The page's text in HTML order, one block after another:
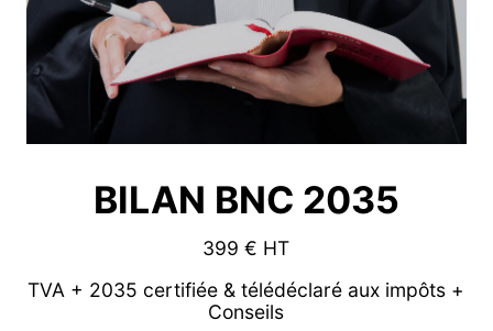
BILAN BNC 2035
399 € HT
TVA + 2035 certifiée & télédéclaré aux impôts +
Conseils